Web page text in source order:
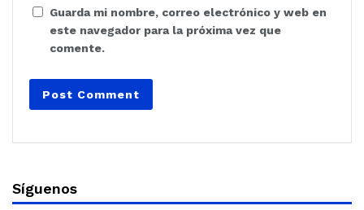
Guarda mi nombre, correo electrónico y web en
este navegador para la próxima vez que
comente.
Síguenos